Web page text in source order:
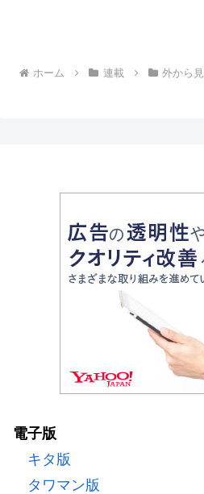
ホーム 連載 外から
電子版
キタ版
タワマン版